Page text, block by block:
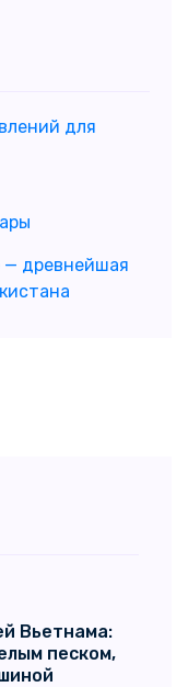
для
— древнейшая
Вьетнама:
песком,